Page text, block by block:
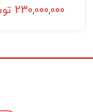
230,000,000